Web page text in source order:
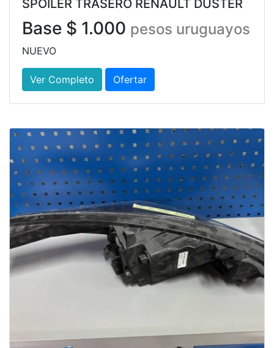
SPOILER TRASERO RENAULT DUSTER
Base $ 1.000 pesos uruguayos
NUEVO
Ver Completo Ofertar